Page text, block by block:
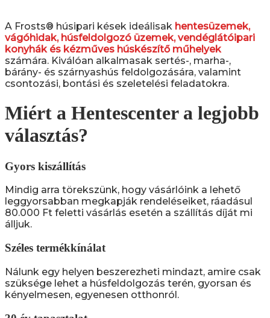
A Frosts® húsipari kések ideálisak hentesüzemek,
vágóhidak, húsfeldolgozó üzemek, vendéglátóipari
konyhák és kézműves húskészítő műhelyek
számára. Kiválóan alkalmasak sertés-, marha-,
bárány- és szárnyashús feldolgozására, valamint
csontozási, bontási és szeletelési feladatokra.
Miért a Hentescenter a legjobb
választás?
Gyors kiszállítás
Mindig arra törekszünk, hogy vásárlóink a lehető
leggyorsabban megkapják rendeléseiket, ráadásul
80.000 Ft feletti vásárlás esetén a szállítás díját mi
álljuk.
Széles termékkínálat
Nálunk egy helyen beszerezheti mindazt, amire csak
szüksége lehet a húsfeldolgozás terén, gyorsan és
kényelmesen, egyenesen otthonról.